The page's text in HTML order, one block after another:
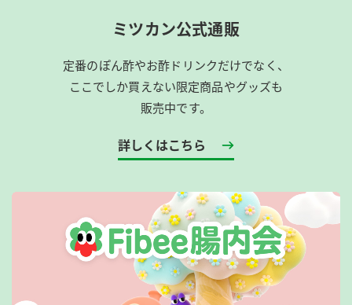
ミツカン公式通販
定番のぽん酢やお酢ドリンクだけでなく、
ここでしか買えない限定商品やグッズも
販売中です。
詳しくはこちら